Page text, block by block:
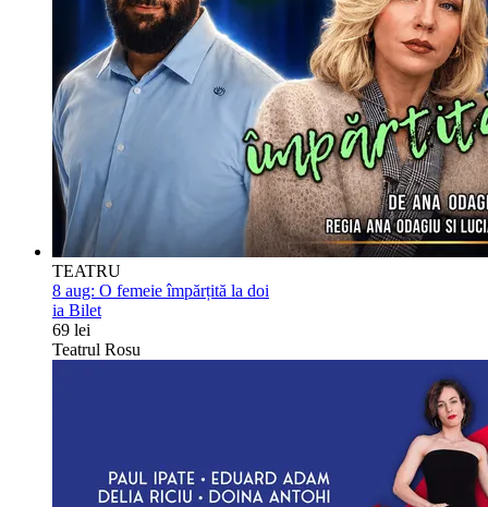
TEATRU
8 aug: O femeie împărțită la doi
ia Bilet
69 lei
Teatrul Rosu